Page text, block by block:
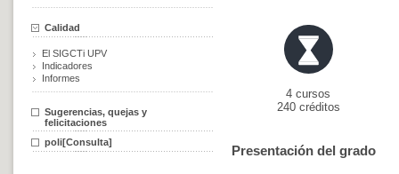
Calidad
El SIGCTi UPV
Indicadores
Informes
Sugerencias, quejas y
felicitaciones
poli[Consulta]
4 cursos
240 créditos
Presentación del grado